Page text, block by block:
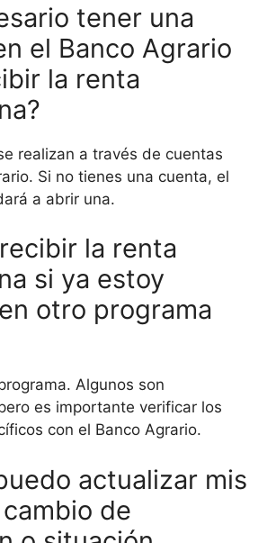
tener una
el Banco Agrario
la renta
realizan a través de cuentas
Si no tienes una cuenta, el
a abrir una.
la renta
si ya estoy
otro programa
Algunos son
es importante verificar los
con el Banco Agrario.
actualizar mis
de